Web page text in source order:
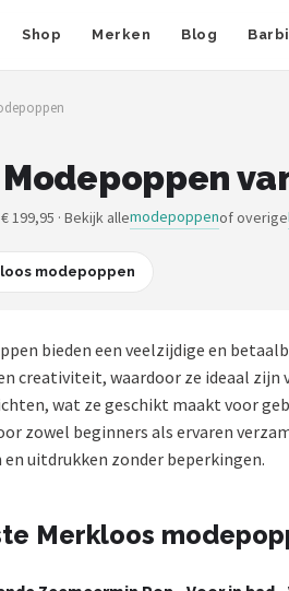
Shop Merken Blog
€ 199,95 · Bekijk allemodepoppenof overige
modepoppen
bieden een veelzijdige en
creativiteit, waardoor ze ideaal
wat ze geschikt maakt voor
zowel beginners als ervaren
en uitdrukken zonder beperkingen.
Merkloos